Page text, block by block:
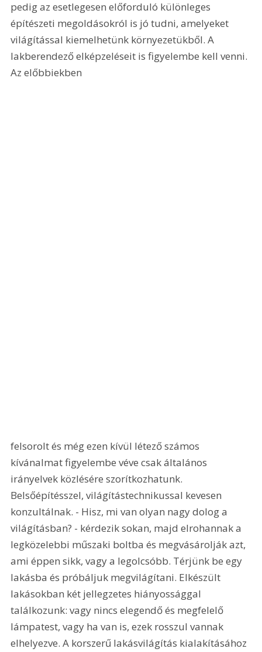
pedig az esetlegesen előforduló különleges
építészeti megoldásokról is jó tudni, amelyeket
világítással kiemelhetünk környezetükből. A
lakberendező elképzeléseit is figyelembe kell venni.
Az előbbiekben
felsorolt és még ezen kívül létező számos
kívánalmat figyelembe véve csak általános
irányelvek közlésére szorítkozhatunk.
Belsőépítésszel, világítástechnikussal kevesen
konzultálnak. - Hisz, mi van olyan nagy dolog a
világításban? - kérdezik sokan, majd elrohannak a
legközelebbi műszaki boltba és megvásárolják azt,
ami éppen sikk, vagy a legolcsóbb. Térjünk be egy
lakásba és próbáljuk megvilágítani. Elkészült
lakásokban két jellegzetes hiányossággal
találkozunk: vagy nincs elegendő és megfelelő
lámpatest, vagy ha van is, ezek rosszul vannak
elhelyezve. A korszerű lakásvilágítás kialakításához